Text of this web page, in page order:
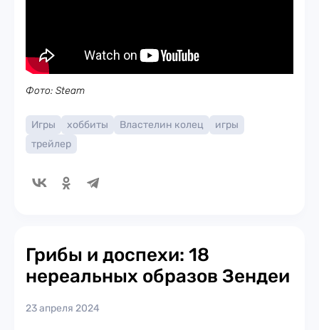
Фото: Steam
Игры хоббиты Властелин колец
игры
трейлер
Грибы и доспехи: 18
нереальных образов Зендеи
23 апреля 2024